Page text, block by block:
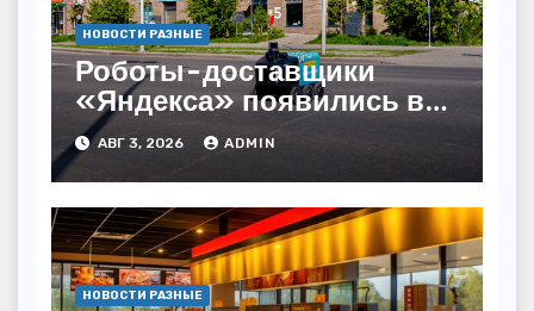
НОВОСТИ РАЗНЫЕ
Роботы-доставщики
«Яндекса» появились в
Казахстане
АВГ 3, 2026 ADMIN
НОВОСТИ РАЗНЫЕ